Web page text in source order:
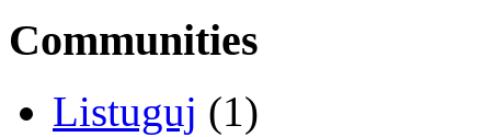
Communities
Listuguj (1)